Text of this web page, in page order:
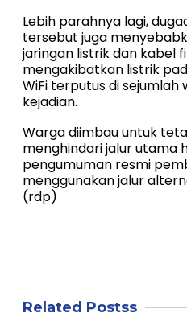
Lebih parahnya lagi,
tersebut juga
jaringan listrik dan kabel
mengakibatkan listrik
WiFi terputus di sejumlah
kejadian.
Warga diimbau untuk
menghindari jalur utama
pengumuman resmi
menggunakan jalur
(rdp)
Related Postss